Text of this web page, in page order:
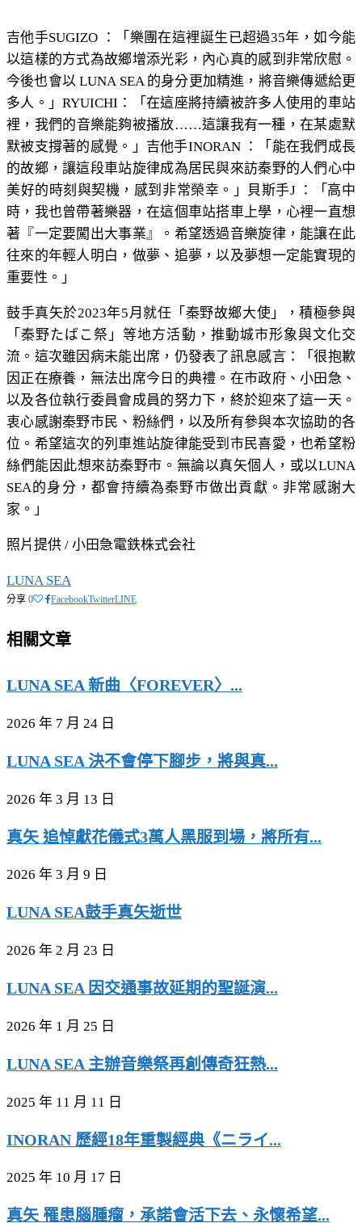
吉他手SUGIZO ：「樂團在這裡誕生已超過35年，如今能
以這樣的方式為故鄉增添光彩，內心真的感到非常欣慰。
今後也會以 LUNA SEA 的身分更加精進，將音樂傳遞給更
多人。」RYUICHI：「在這座將持續被許多人使用的車站
裡，我們的音樂能夠被播放……這讓我有一種，在某處默
默被支撐著的感覺。」吉他手INORAN ：「能在我們成長
的故鄉，讓這段車站旋律成為居民與來訪秦野的人們心中
美好的時刻與契機，感到非常榮幸。」貝斯手J ：「高中
時，我也曾帶著樂器，在這個車站搭車上學，心裡一直想
著『一定要闖出大事業』。希望透過音樂旋律，能讓在此
往來的年輕人明白，做夢、追夢，以及夢想一定能實現的
重要性。」
鼓手真矢於2023年5月就任「秦野故鄉大使」，積極參與
「秦野たばこ祭」等地方活動，推動城市形象與文化交
流。這次雖因病未能出席，仍發表了訊息感言：「很抱歉
因正在療養，無法出席今日的典禮。在市政府、小田急、
以及各位執行委員會成員的努力下，終於迎來了這一天。
衷心感謝秦野市民、粉絲們，以及所有參與本次協助的各
位。希望這次的列車進站旋律能受到市民喜愛，也希望粉
絲們能因此想來訪秦野市。無論以真矢個人，或以LUNA
SEA的身分，都會持續為秦野市做出貢獻。非常感謝大
家。」
照片提供 / 小田急電鉄株式会社
LUNA SEA
分享 0 FacebookTwitterLINE
相關文章
LUNA SEA 新曲〈FOREVER〉...
2026 年 7 月 24 日
LUNA SEA 決不會停下腳步，將與真...
2026 年 3 月 13 日
真矢 追悼獻花儀式3萬人黑服到場，將所有...
2026 年 3 月 9 日
LUNA SEA鼓手真矢逝世
2026 年 2 月 23 日
LUNA SEA 因交通事故延期的聖誕演...
2026 年 1 月 25 日
LUNA SEA 主辦音樂祭再創傳奇狂熱...
2025 年 11 月 11 日
INORAN 歷經18年重製經典《ニライ...
2025 年 10 月 17 日
真矢 罹患腦腫瘤，承諾會活下去、永懷希望...